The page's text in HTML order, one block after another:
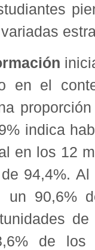
en el
indica
en los 12
94,4%.
un 90,6%
de